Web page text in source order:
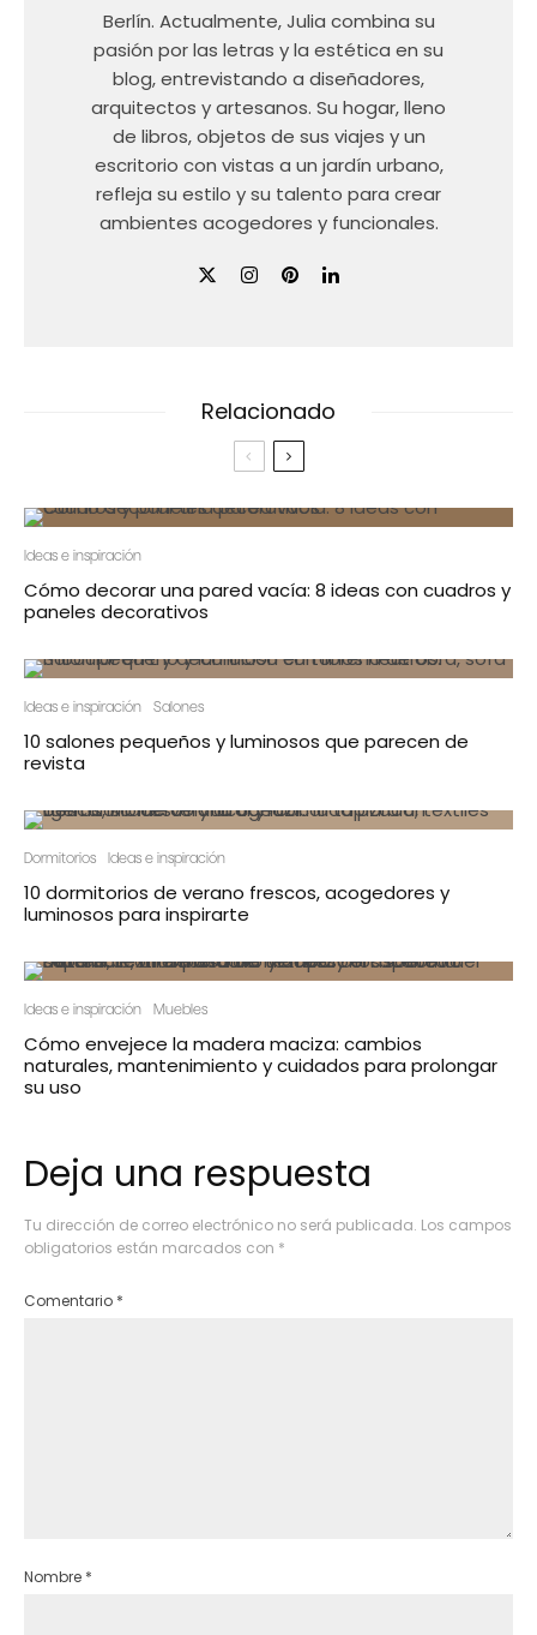
Berlín. Actualmente, Julia combina su
pasión por las letras y la estética en su
blog, entrevistando a diseñadores,
arquitectos y artesanos. Su hogar, lleno
de libros, objetos de sus viajes y un
escritorio con vistas a un jardín urbano,
refleja su estilo y su talento para crear
ambientes acogedores y funcionales.
Relacionado
Ideas e inspiración
Cómo decorar una pared vacía: 8 ideas con cuadros y
paneles decorativos
Ideas e inspiración Salones
10 salones pequeños y luminosos que parecen de
revista
Dormitorios Ideas e inspiración
10 dormitorios de verano frescos, acogedores y
luminosos para inspirarte
Ideas e inspiración Muebles
Cómo envejece la madera maciza: cambios
naturales, mantenimiento y cuidados para prolongar
su uso
Deja una respuesta
Tu dirección de correo electrónico no será publicada. Los campos
obligatorios están marcados con *
Comentario *
Nombre *